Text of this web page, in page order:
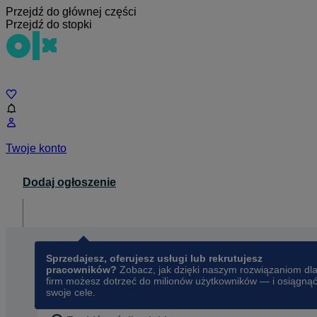
Przejdź do głównej części
Przejdź do stopki
Twoje konto
Dodaj ogłoszenie
Sprzedajesz, oferujesz usługi lub rekrutujesz
pracowników? Zobacz, jak dzięki naszym rozwiązaniom dla
firm możesz dotrzeć do milionów użytkowników — i osiągnąć
swoje cele.